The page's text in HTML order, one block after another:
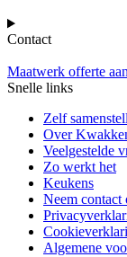
Contact
Maatwerk offerte
Snelle links
Zelf
Over
Veelgestelde
Zo werkt het
Keukens
Neem contact
Algemene